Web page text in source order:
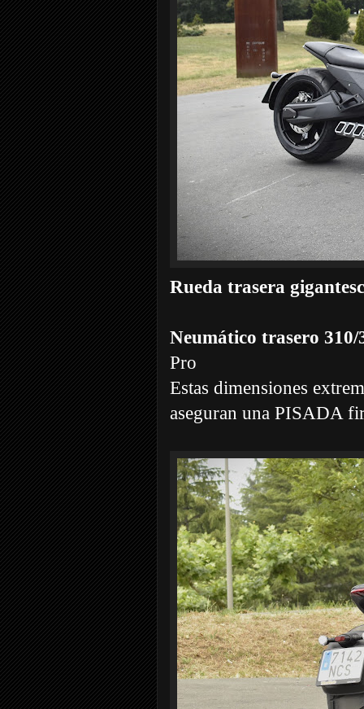
Rueda trasera
Neumático trasero 310/
Pro
Estas dimensiones
aseguran una PISADA